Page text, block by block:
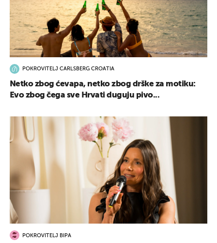
POKROVITELJ CARLSBERG CROATIA
Netko zbog ćevapa, netko zbog drške za motiku:
Evo zbog čega sve Hrvati duguju pivo...
POKROVITELJ BIPA